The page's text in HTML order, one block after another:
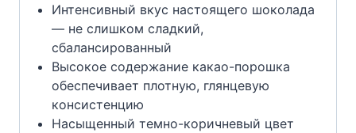
Интенсивный вкус настоящего шоколада
— не слишком сладкий,
сбалансированный
Высокое содержание какао-порошка
обеспечивает плотную, глянцевую
консистенцию
Насыщенный темно-коричневый цвет